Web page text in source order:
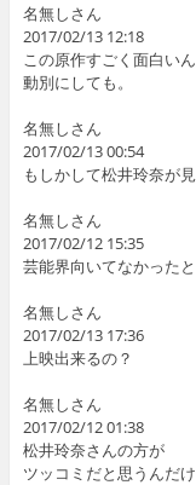
名無しさん
2017/02/13 12:18
この原作すごく面白い
動別にしても。
名無しさん
2017/02/13 00:54
もしかして松井玲奈が
名無しさん
2017/02/12 15:35
芸能界向いてなかった
名無しさん
2017/02/13 17:36
上映出来るの？
名無しさん
2017/02/12 01:38
松井玲奈さんの方が
ツッコミだと思うんだけ